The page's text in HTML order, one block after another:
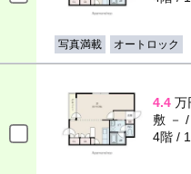
写真満載 オートロック
4.4 万
敷 － /
4階 /